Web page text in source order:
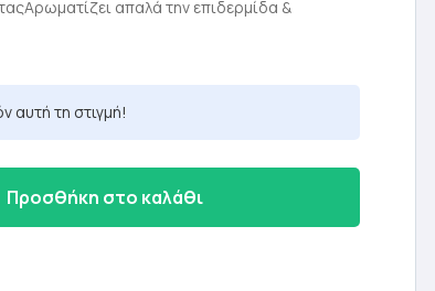
απαλά την επιδερμίδα &
αυτή τη στιγμή!
Προσθήκη στο καλάθι